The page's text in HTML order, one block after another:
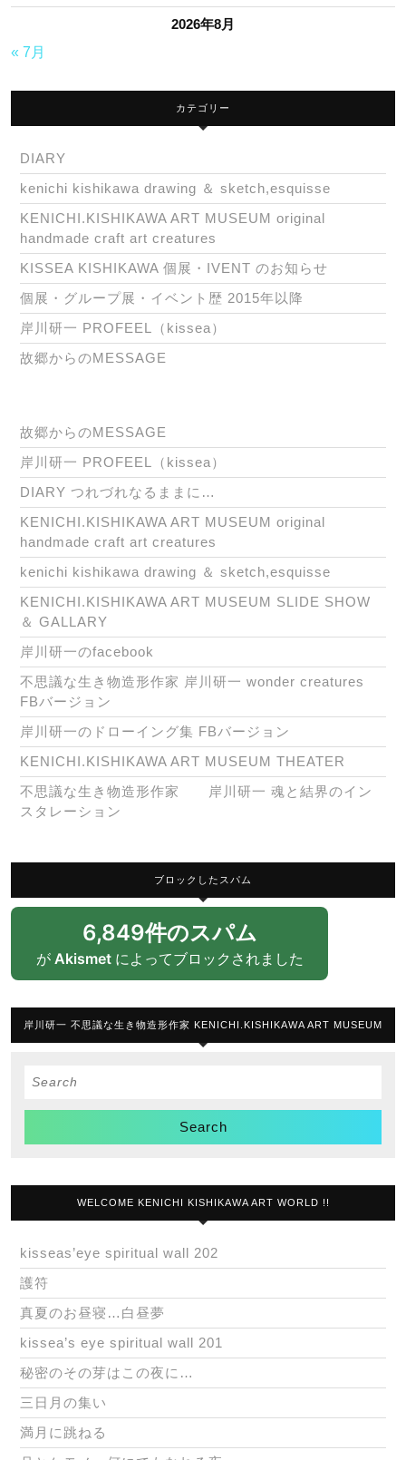
2026年8月
« 7月
カテゴリー
DIARY
kenichi kishikawa drawing ＆ sketch,esquisse
KENICHI.KISHIKAWA ART MUSEUM original
handmade craft art creatures
KISSEA KISHIKAWA 個展・IVENT のお知らせ
個展・グループ展・イベント歴 2015年以降
岸川研一 PROFEEL（kissea）
故郷からのMESSAGE
故郷からのMESSAGE
岸川研一 PROFEEL（kissea）
DIARY つれづれなるままに…
KENICHI.KISHIKAWA ART MUSEUM original
handmade craft art creatures
kenichi kishikawa drawing ＆ sketch,esquisse
KENICHI.KISHIKAWA ART MUSEUM SLIDE SHOW
＆ GALLARY
岸川研一のfacebook
不思議な生き物造形作家 岸川研一 wonder creatures
FBバージョン
岸川研一のドローイング集 FBバージョン
KENICHI.KISHIKAWA ART MUSEUM THEATER
不思議な生き物造形作家 岸川研一 魂と結界のイン
スタレーション
ブロックしたスパム
6,849件のスパム
が Akismetによってブロックされました
岸川研一 不思議な生き物造形作家 KENICHI.KISHIKAWA ART MUSEUM
Search
WELCOME KENICHI KISHIKAWA ART WORLD !!
kisseas’eye spiritual wall 202
護符
真夏のお昼寝…白昼夢
kissea’s eye spiritual wall 201
秘密のその芽はこの夜に…
三日月の集い
満月に跳ねる